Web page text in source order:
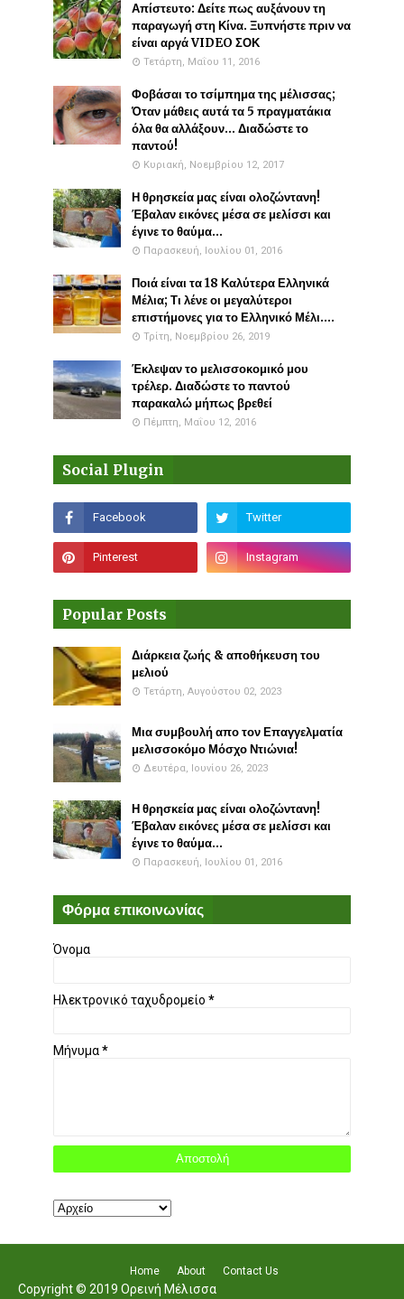
Απίστευτο: Δείτε πως αυξάνουν τη
παραγωγή στη Κίνα. Ξυπνήστε πριν να
είναι αργά VIDEO ΣΟΚ
Τετάρτη, Μαΐου 11, 2016
Φοβάσαι το τσίμπημα της μέλισσας;
Όταν μάθεις αυτά τα 5 πραγματάκια
όλα θα αλλάξουν... Διαδώστε το
παντού!
Κυριακή, Νοεμβρίου 12, 2017
Η θρησκεία μας είναι ολοζώντανη!
Έβαλαν εικόνες μέσα σε μελίσσι και
έγινε το θαύμα...
Παρασκευή, Ιουλίου 01, 2016
Ποιά είναι τα 18 Καλύτερα Ελληνικά
Μέλια; Τι λένε οι μεγαλύτεροι
επιστήμονες για το Ελληνικό Μέλι....
Τρίτη, Νοεμβρίου 26, 2019
Έκλεψαν το μελισσοκομικό μου
τρέλερ. Διαδώστε το παντού
παρακαλώ μήπως βρεθεί
Πέμπτη, Μαΐου 12, 2016
Social Plugin
Popular Posts
Διάρκεια ζωής & αποθήκευση του
μελιού
Τετάρτη, Αυγούστου 02, 2023
Μια συμβουλή απο τον Επαγγελματία
μελισσοκόμο Μόσχο Ντιώνια!
Δευτέρα, Ιουνίου 26, 2023
Η θρησκεία μας είναι ολοζώντανη!
Έβαλαν εικόνες μέσα σε μελίσσι και
έγινε το θαύμα...
Παρασκευή, Ιουλίου 01, 2016
Φόρμα επικοινωνίας
Όνομα
Ηλεκτρονικό ταχυδρομείο *
Μήνυμα*
Home About Contact Us
Copyright © 2019 Ορεινή Μέλισσα